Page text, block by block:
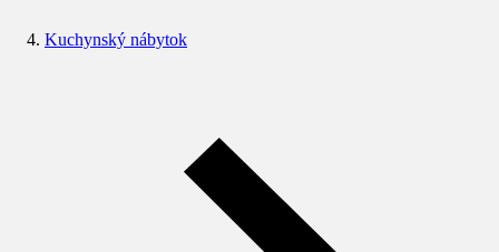
Kuchynský nábytok